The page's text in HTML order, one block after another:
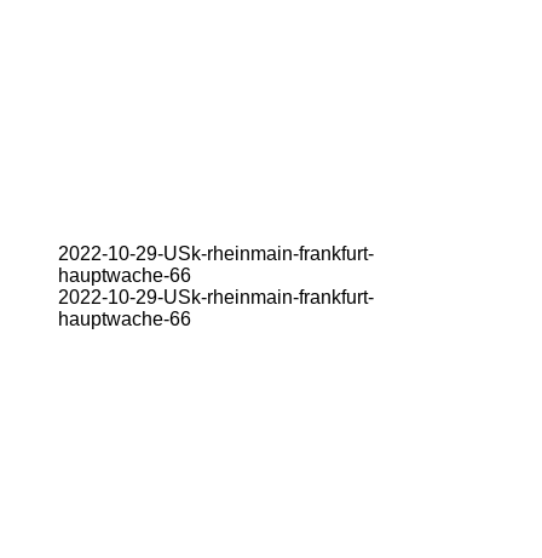
2022-10-29-USk-rheinmain-frankfurt-
hauptwache-66
2022-10-29-USk-rheinmain-frankfurt-
hauptwache-66